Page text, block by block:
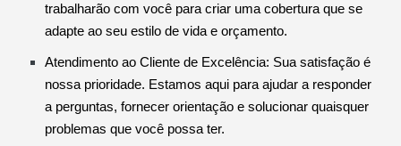
trabalharão com você para criar uma cobertura que se
adapte ao seu estilo de vida e orçamento.
Atendimento ao Cliente de Excelência: Sua satisfação é
nossa prioridade. Estamos aqui para ajudar a responder
a perguntas, fornecer orientação e solucionar quaisquer
problemas que você possa ter.